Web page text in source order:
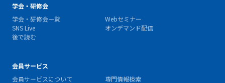
学会・研修会
学会・研修会一覧
Webセミナー
SNS Live
オンデマンド配信
後で読む
会員サービス
会員サービスについて
専門情報検索